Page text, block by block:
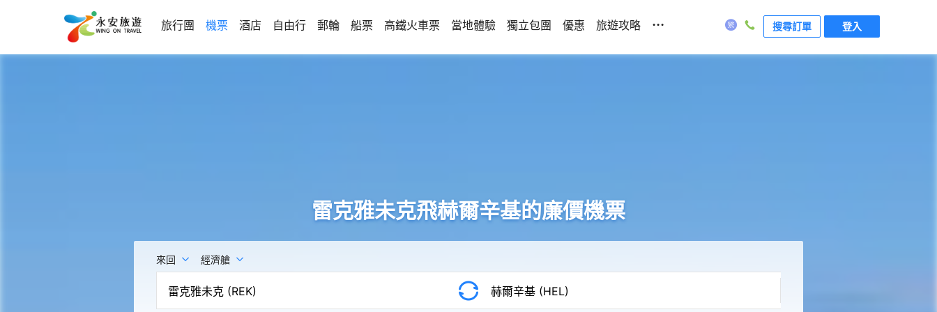
旅行團 機票 酒店 自由行 郵輪 船票 高鐵火車票 當地體驗 獨立包團 優惠 旅遊攻略 ... 搜尋訂單 登入
雷克雅未克飛赫爾辛基的廉價機票
來回 經濟艙